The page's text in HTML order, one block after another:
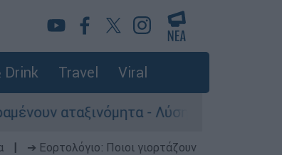
Drink Travel Viral
- Λύση αναζητά το υπουργείο
➔ Εορτολόγιο: Ποιοι γιορτάζουν